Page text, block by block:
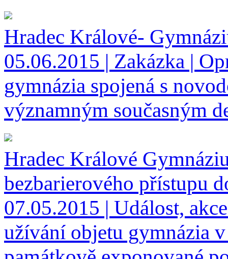
Hradec Králové-
05.06.2015 | Zakázka |
gymnázia spojená s
významným současným
Hradec Králové
bezbarierového přístupu
07.05.2015 | Událost,
užívání objetu gymnázia